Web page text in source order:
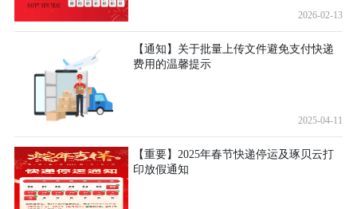
2026-02-13
【通知】关于批量上传文件避免支付快递
费用的温馨提示
2025-04-11
【重要】2025年春节快递停运及琢贝云打
印放假通知